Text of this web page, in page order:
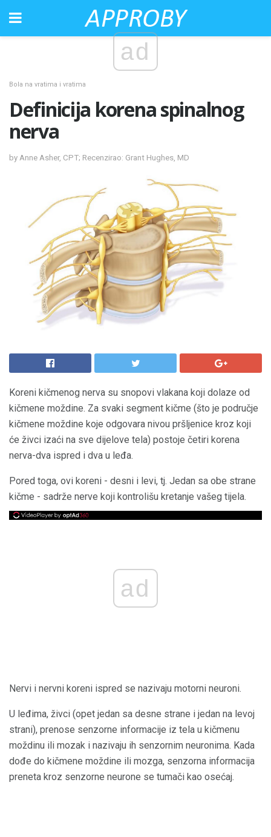
ad
Bola na vratima i vratima
Definicija korena spinalnog
nerva
by Anne Asher, CPT; Recenzirao: Grant Hughes, MD
Koreni kičmenog nerva su snopovi vlakana koji dolaze od
kičmene moždine. Za svaki segment kičme (što je područje
kičmene moždine koje odgovara nivou pršljenice kroz koji
će živci izaći na sve dijelove tela) postoje četiri korena
nerva-dva ispred i dva u leđa.
Pored toga, ovi koreni - desni i levi, tj. Jedan sa obe strane
kičme - sadrže nerve koji kontrolišu kretanje vašeg tijela.
ad
Nervi i nervni koreni ispred se nazivaju motorni neuroni.
U leđima, živci (opet jedan sa desne strane i jedan na levoj
strani), prenose senzorne informacije iz tela u kičmenu
moždinu ili mozak i nazivaju ih senzornim neuronima. Kada
dođe do kičmene moždine ili mozga, senzorna informacija
preneta kroz senzorne neurone se tumači kao osećaj.